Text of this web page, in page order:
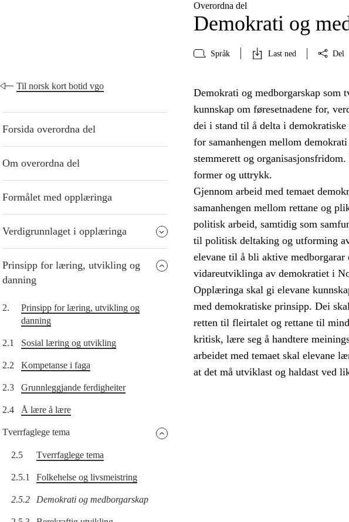
Overordna del
Demokrati og
Språk Last ned Del
Til norsk kort botid vgo
Forsida overordna del
Om overordna del
Formålet med opplæringa
Verdigrunnlaget i opplæringa
Prinsipp for læring, utvikling og
danning
2.
Prinsipp for læring, utvikling og
danning
2.1 Sosial læring og utvikling
2.2 Kompetanse i faga
2.3 Grunnleggjande ferdigheiter
2.4 Å lære å lære
Tverrfaglege tema
2.5 Tverrfaglege tema
2.5.1 Folkehelse og livsmeistring
2.5.2 Demokrati og medborgarskap
Demokrati og medborgarskap som
kunnskap om føresetnadene for,
dei i stand til å delta i
for samanhengen mellom
stemmerett og
former og uttrykk.
Gjennom arbeid med temaet
samanhengen mellom rettane og
politisk arbeid, samtidig som
til politisk deltaking og utforming
elevane til å bli aktive
vidareutviklinga av demokratiet i
Opplæringa skal gi elevane
med demokratiske prinsipp. Dei
retten til fleirtalet og rettane til
kritisk, lære seg å handtere
arbeidet med temaet skal elevane
at det må utviklast og haldast ved